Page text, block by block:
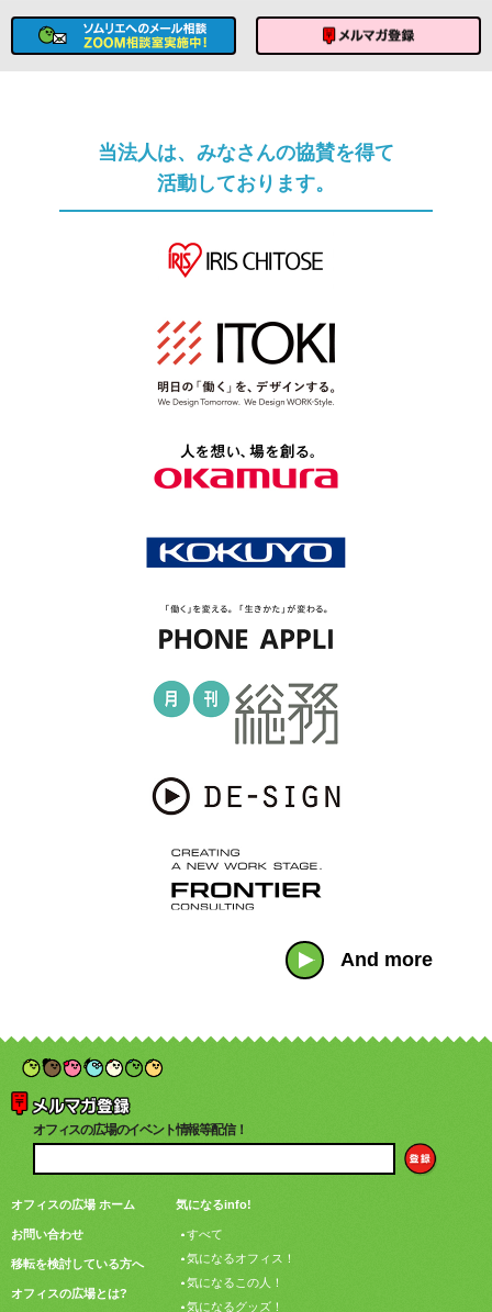
当法人は、みなさんの協賛を得て
活動しております。
And more
オフィスの広場のイベント情報等配信！
オフィスの広場 ホーム
お問い合わせ
移転を検討している方へ
オフィスの広場とは?
気になるinfo!
すべて
気になるオフィス！
気になるこの人！
気になるグッズ！